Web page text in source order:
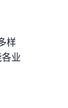
样
业